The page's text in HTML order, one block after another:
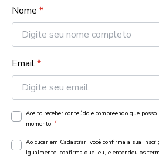
Nome *
Email*
Aceito receber conteúdo e compreendo que
momento. *
Ao clicar em Cadastrar, você confirma a sua
igualmente, confirma que leu, e entendeu os